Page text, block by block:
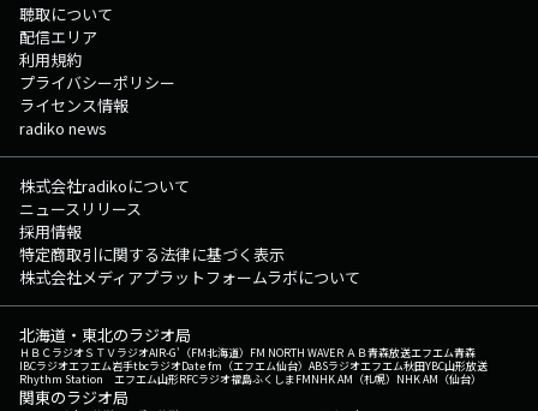
聴取について
配信エリア
利用規約
プライバシーポリシー
ライセンス情報
radiko news
株式会社radikoについて
ニュースリリース
採用情報
特定商取引に関する法律に基づく表示
株式会社メディアプラットフォームラボについて
北海道・東北のラジオ局
ＨＢＣラジオＳＴＶラジオAIR-G'（FM北海道） FM NORTH WAVEＲＡＢ青森放送エフエム青森
IBCラジオエフエム岩手tbcラジオDate fm（エフエム仙台） ABSラジオエフエム秋田YBC山形放送
Rhythm Station エフエム山形RFCラジオ福島ふくしまFMNHK AM（札幌） NHK AM（仙台）
関東のラジオ局